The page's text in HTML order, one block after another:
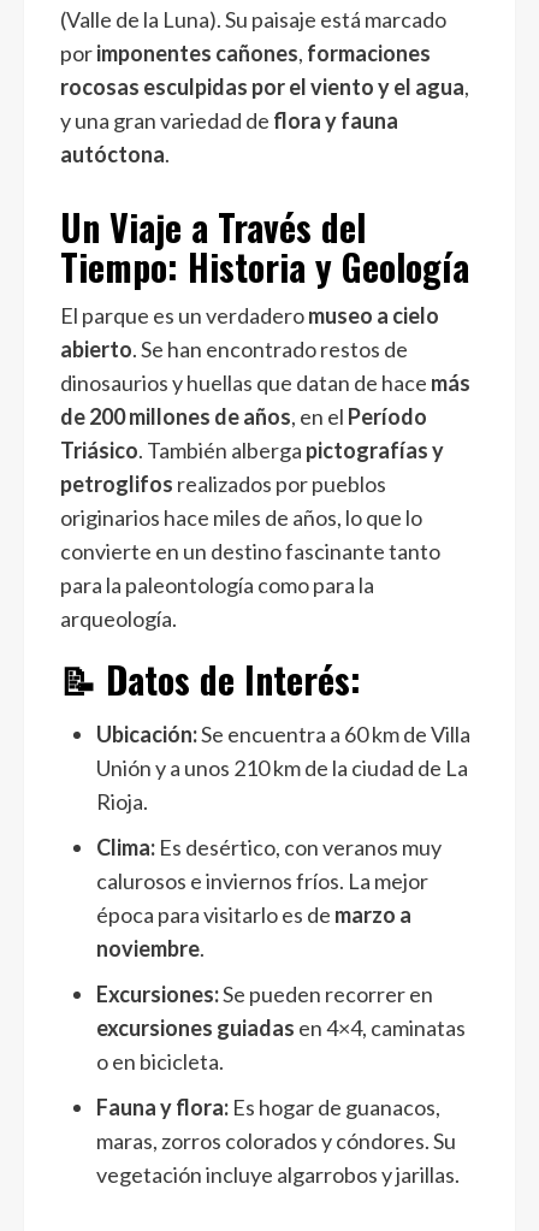
(Valle de la Luna). Su paisaje está marcado
porimponentes cañones, formaciones
rocosas esculpidas por el viento y el agua,
y una gran variedad de flora y fauna
autóctona.
Un Viaje a Través del
Tiempo: Historia y Geología
El parque es un verdaderomuseo a cielo
abierto. Se han encontrado restos de
dinosaurios y huellas que datan de hace más
de 200 millones de años, en el Período
Triásico. También alberga pictografías y
petroglifos realizados por pueblos
originarios hace miles de años, lo que lo
convierte en un destino fascinante tanto
para la paleontología como para la
arqueología.
📝 Datos de Interés:
Ubicación:Se encuentra a 60 km de Villa
Unión y a unos 210 km de la ciudad de La
Rioja.
Clima: Es desértico, con veranos muy
calurosos e inviernos fríos. La mejor
época para visitarlo es de marzo a
noviembre.
Excursiones:Se pueden recorrer en
excursiones guiadas en 4×4, caminatas
o en bicicleta.
Fauna y flora: Es hogar de guanacos,
maras, zorros colorados y cóndores. Su
vegetación incluye algarrobos y jarillas.